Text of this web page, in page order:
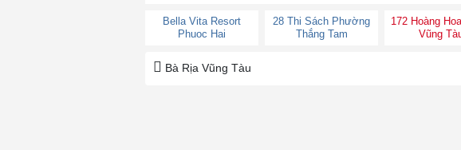
Bella Vita Resort
Phuoc Hai
28 Thi Sách Phường
Thắng Tam
172 Hoàng
Vũng
Bà Rịa Vũng Tàu